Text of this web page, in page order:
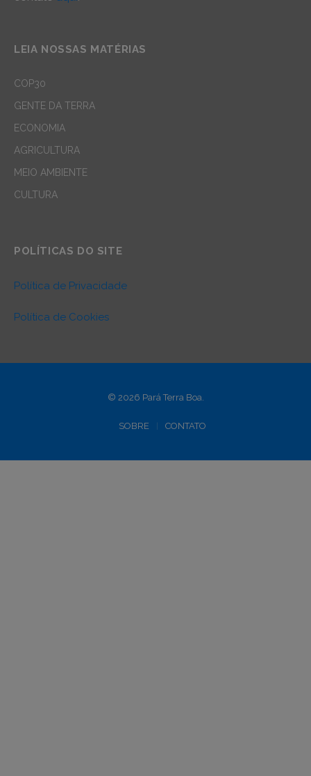
LEIA NOSSAS MATÉRIAS
COP30
GENTE DA TERRA
ECONOMIA
AGRICULTURA
MEIO AMBIENTE
CULTURA
POLÍTICAS DO SITE
Política de Privacidade
Política de Cookies
© 2026 Pará Terra Boa.
SOBRE CONTATO